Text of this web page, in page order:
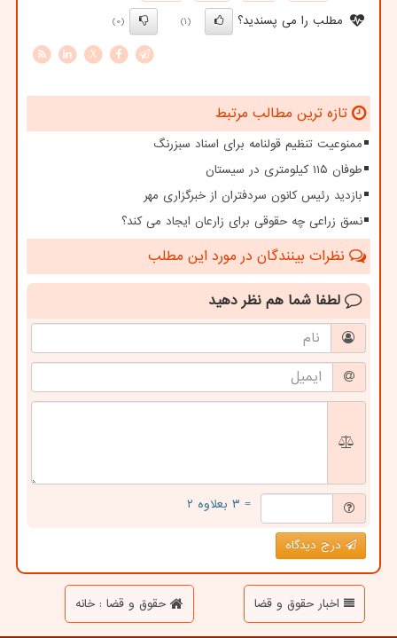
مطلب را می پسندید؟
(1)
(0)
X
تازه ترین مطالب مرتبط
ممنوعیت تنظیم قولنامه برای اسناد سبزرنگ
طوفان ۱۱۵ کیلومتری در سیستان
بازدید رئیس کانون سردفتران از خبرگزاری مهر
نسق زراعی چه حقوقی برای زارعان ایجاد می کند؟
نظرات بینندگان در مورد این مطلب
لطفا شما هم نظر دهید
= ۳ بعلاوه ۲
درج دیدگاه
اخبار حقوق و قضا حقوق و قضا : خانه